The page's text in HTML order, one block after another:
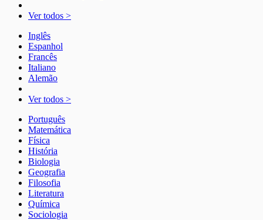
Ver todos >
Inglês
Espanhol
Francês
Italiano
Alemão
Ver todos >
Português
Matemática
Física
História
Biologia
Geografia
Filosofia
Literatura
Química
Sociologia